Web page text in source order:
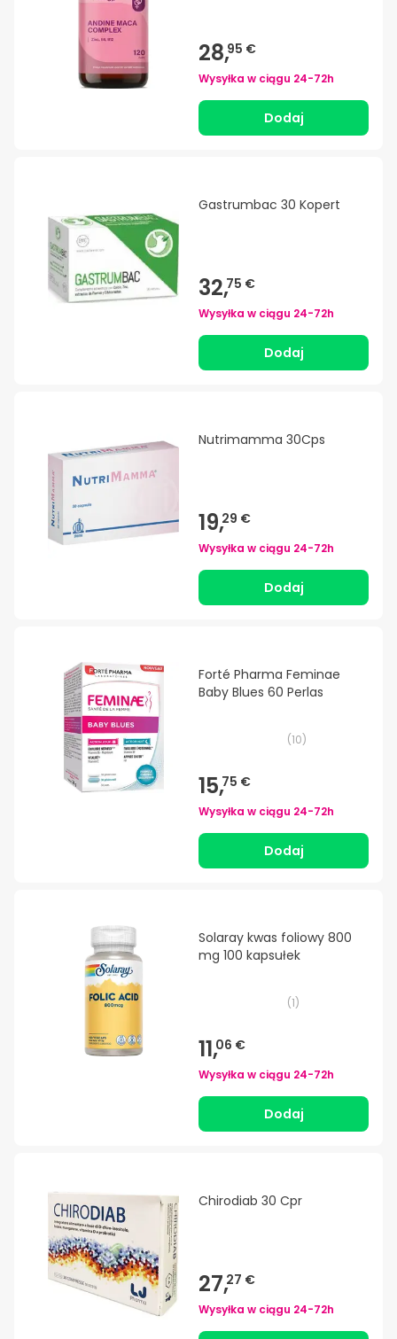
28,95 €
Wysyłka w ciągu 24-72h
Dodaj
Gastrumbac 30 Kopert
32,75 €
Wysyłka w ciągu 24-72h
Dodaj
Nutrimamma 30Cps
19,29 €
Wysyłka w ciągu 24-72h
Dodaj
Forté Pharma Feminae
Baby Blues 60 Perlas
(10)
15,75 €
Wysyłka w ciągu 24-72h
Dodaj
Solaray kwas foliowy 800
mg 100 kapsułek
(1)
11,06 €
Wysyłka w ciągu 24-72h
Dodaj
Chirodiab 30 Cpr
27,27 €
Wysyłka w ciągu 24-72h